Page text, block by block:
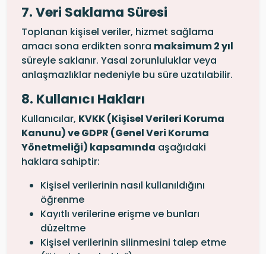
7. Veri Saklama Süresi
Toplanan kişisel veriler, hizmet sağlama
amacı sona erdikten sonra maksimum 2 yıl
süreyle saklanır. Yasal zorunluluklar veya
anlaşmazlıklar nedeniyle bu süre uzatılabilir.
8. Kullanıcı Hakları
Kullanıcılar, KVKK (Kişisel Verileri Koruma
Kanunu) ve GDPR (Genel Veri Koruma
Yönetmeliği) kapsamında aşağıdaki
haklara sahiptir:
Kişisel verilerinin nasıl kullanıldığını
öğrenme
Kayıtlı verilerine erişme ve bunları
düzeltme
Kişisel verilerinin silinmesini talep etme